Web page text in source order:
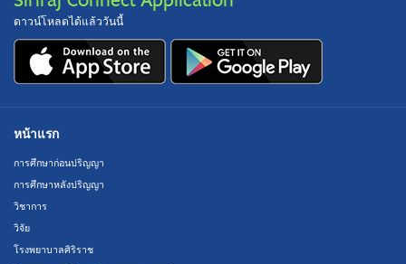
ดาวน์โหลดได้แล้ววันนี้
หน้าแรก
การศึกษาก่อนปริญญา
การศึกษาหลังปริญญา
วิชาการ
วิจัย
โรงพยาบาลศิริราช